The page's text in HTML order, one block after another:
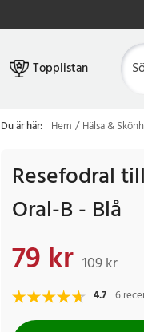
Topplistan
Du är här: Hem Hälsa &
Resefodral
Oral-B - Blå
Nuvarande pris
79 kr 109 kr
4.7 6